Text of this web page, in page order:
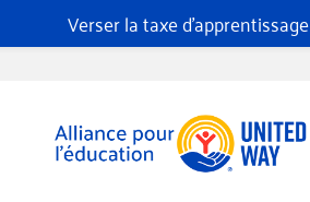
Verser la taxe d'apprentissage